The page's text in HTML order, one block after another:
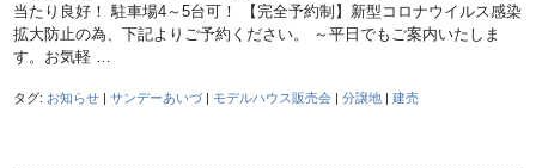
当たり良好！ 駐車場4～5台可！ 【完全予約制】新型コロナウイルス感染
拡大防止の為、下記よりご予約ください。 ～平日でもご案内いたしま
す。お気軽 …
タグ: お知らせ |サンデーあいづ |モデルハウス販売会 |分譲地 |建売